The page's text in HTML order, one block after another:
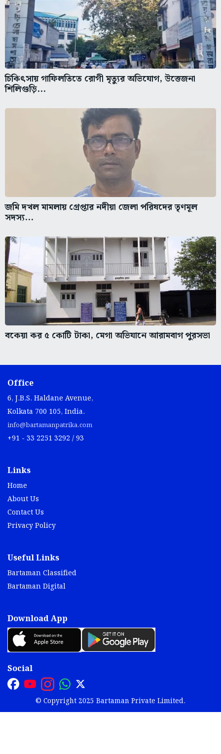
চিকিৎসায় গাফিলতিতে রোগী মৃত্যুর অভিযোগ, উত্তেজনা
শিলিগুড়ি...
জমি দখল মামলায় গ্রেপ্তার নদীয়া জেলা পরিষদের তৃণমূল
সদস্য...
বকেয়া কর ৫ কোটি টাকা, মেগা অভিযানে আরামবাগ পুরসভা
Office
6, J.B.S. Haldane Avenue,
Kolkata 700 105, India.
info@bartamanpatrika.com
+91 - 33 2251 3292 / 93
Links
Home
About Us
Contact Us
Privacy Policy
Useful Links
Bartaman Classified
Bartaman Digital
Download App
Social
© Copyright 2025 Bartaman Private Limited.